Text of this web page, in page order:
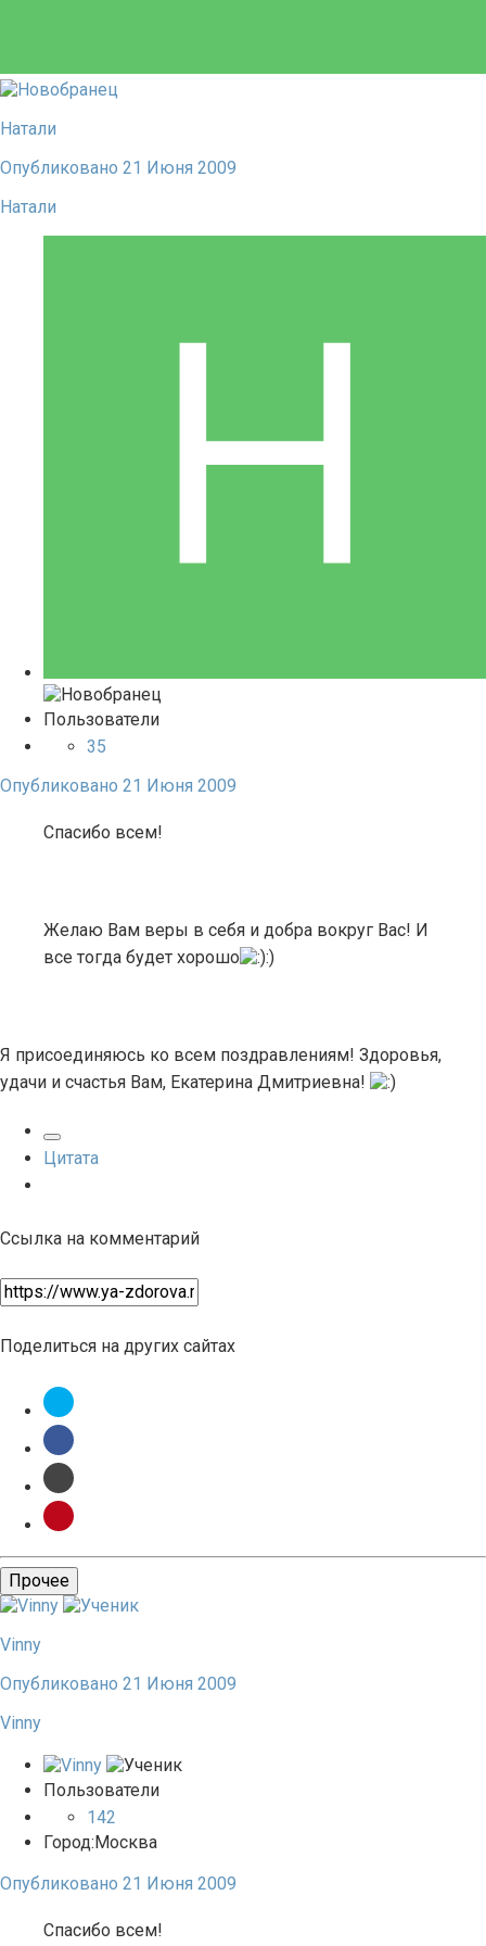
Натали
Опубликовано 21 Июня 2009
Натали
Пользователи
35
Опубликовано 21 Июня 2009
Спасибо всем!
Желаю Вам веры в себя и добра вокруг Вас! И
все тогда будет хорошо
:)
Я присоединяюсь ко всем поздравлениям! Здоровья,
удачи и счастья Вам, Екатерина Дмитриевна!
Цитата
Ссылка на комментарий
Поделиться на других сайтах
Прочее
Vinny
Опубликовано 21 Июня 2009
Vinny
Пользователи
142
Город:Москва
Опубликовано 21 Июня 2009
Спасибо всем!